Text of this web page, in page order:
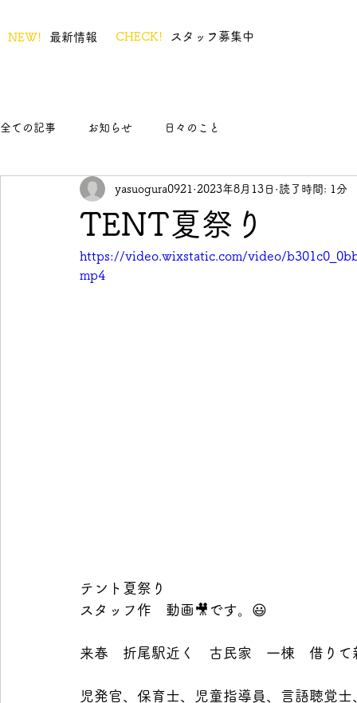
NEW! 最新情報 CHECK! スタッフ募集中
全ての記事 お知らせ 日々のこと
TENT夏祭り
yasuogura0921 2023年8月13日 読了時間: 1分
https://video.wixstatic.com/video/
mp4
テント夏祭り
スタッフ作　動画🎥です。😃
来春　折尾駅近く　古民家　一棟　借り
児発官、保育士、児童指導員、言語聴覚